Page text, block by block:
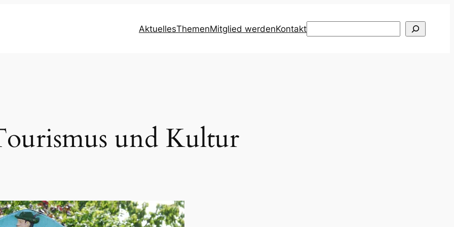
AktuellesThemenMitglied werdenKontaktSuchen
und Kultur